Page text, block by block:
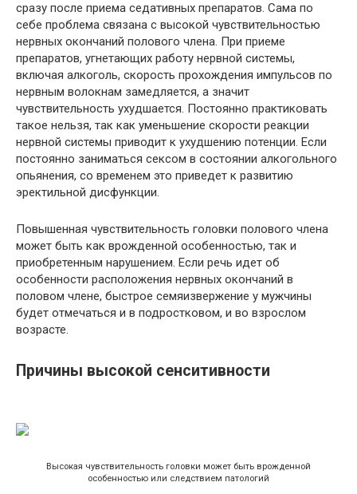
сразу после приема седативных препаратов. Сама по
себе проблема связана с высокой чувствительностью
нервных окончаний полового члена. При приеме
препаратов, угнетающих работу нервной системы,
включая алкоголь, скорость прохождения импульсов по
нервным волокнам замедляется, а значит
чувствительность ухудшается. Постоянно практиковать
такое нельзя, так как уменьшение скорости реакции
нервной системы приводит к ухудшению потенции. Если
постоянно заниматься сексом в состоянии алкогольного
опьянения, со временем это приведет к развитию
эректильной дисфункции.
Повышенная чувствительность головки полового члена
может быть как врожденной особенностью, так и
приобретенным нарушением. Если речь идет об
особенности расположения нервных окончаний в
половом члене, быстрое семяизвержение у мужчины
будет отмечаться и в подростковом, и во взрослом
возрасте.
Причины высокой сенситивности
Высокая чувствительность головки может быть врожденной
особенностью или следствием патологий